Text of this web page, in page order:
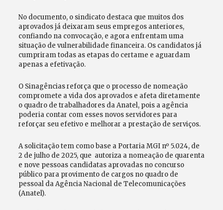
No documento, o sindicato destaca que muitos dos
aprovados já deixaram seus empregos anteriores,
confiando na convocação, e agora enfrentam uma
situação de vulnerabilidade financeira. Os candidatos já
cumpriram todas as etapas do certame e aguardam
apenas a efetivação.
O Sinagências reforça que o processo de nomeação
compromete a vida dos aprovados e afeta diretamente
o quadro de trabalhadores da Anatel, pois a agência
poderia contar com esses novos servidores para
reforçar seu efetivo e melhorar a prestação de serviços.
A solicitação tem como base a Portaria MGI nº 5.024, de
2 de julho de 2025, que autoriza a nomeação de quarenta
e nove pessoas candidatas aprovadas no concurso
público para provimento de cargos no quadro de
pessoal da Agência Nacional de Telecomunicações
(Anatel).